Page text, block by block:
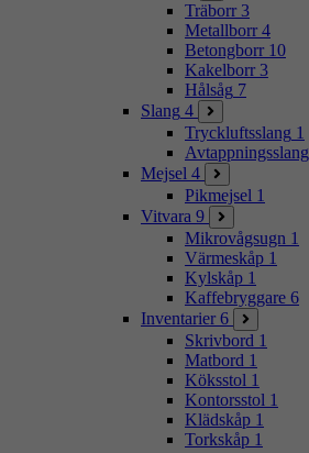
Träborr 3
Metallborr 4
Betongborr 10
Kakelborr 3
Hålsåg 7
Slang 4
Tryckluftsslang 1
Avtappningsslang
Mejsel 4
Pikmejsel 1
Vitvara 9
Mikrovågsugn 1
Värmeskåp 1
Kylskåp 1
Kaffebryggare 6
Inventarier 6
Skrivbord 1
Matbord 1
Köksstol 1
Kontorsstol 1
Klädskåp 1
Torkskåp 1